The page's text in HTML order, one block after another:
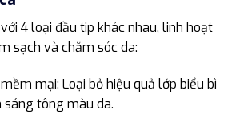
4 loại đầu tip khác nhau, linh hoạt
sạch và chăm sóc da:
mại: Loại bỏ hiệu quả lớp biểu bì
tông màu da.